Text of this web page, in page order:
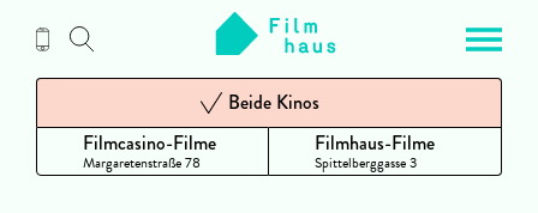
Inhalt
Filmcasino-Filme
Margaretenstraße 78
Beide Kinos
Filmhaus-Filme
Spittelberggasse 3